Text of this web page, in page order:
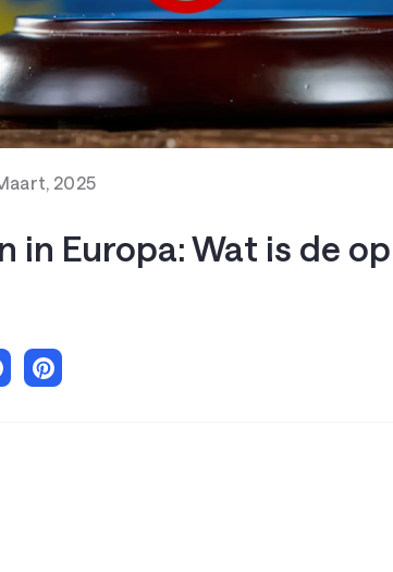
2025
in Europa: Wat is de